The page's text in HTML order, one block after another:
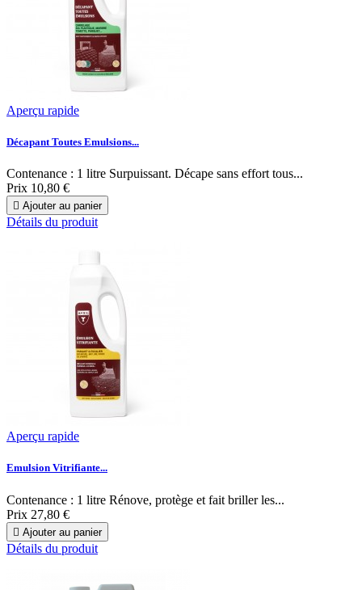
Aperçu rapide
Décapant Toutes Emulsions...
Contenance : 1 litre Surpuissant. Décape sans effort tous...
Prix 10,80 €
 Ajouter au panier
Détails du produit
Aperçu rapide
Emulsion Vitrifiante...
Contenance : 1 litre Rénove, protège et fait briller les...
Prix 27,80 €
 Ajouter au panier
Détails du produit